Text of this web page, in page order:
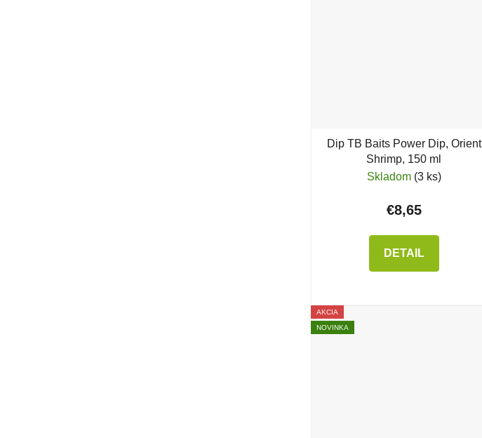
Dip TB Baits Power Dip, Orient
Shrimp, 150 ml
Skladom (3 ks)
€8,65
DETAIL
AKCIA
NOVINKA